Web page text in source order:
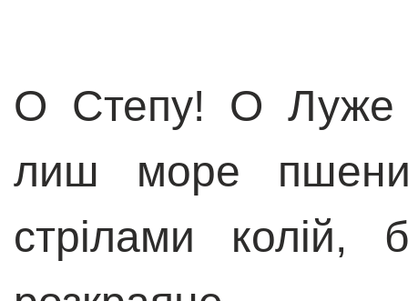
О Степу! О Луже
лиш море
стрілами колій,